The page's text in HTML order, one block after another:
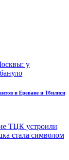
в Ереване и Тбилиси